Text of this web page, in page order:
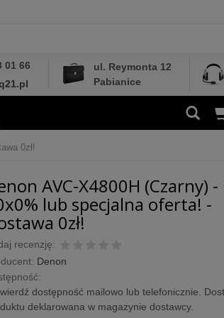
01 66
ul. Reymonta 12
Pabianice
0zł!
AVC-X4800H (Czarny) -
lub specjalna oferta! -
0zł!
recenzję:
Denon
dostępność mailowo lub telefonicznie.
deklarowana w magazynie dostawcy.